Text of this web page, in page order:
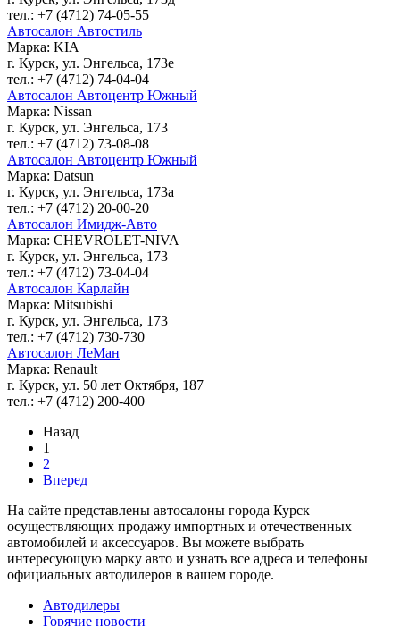
тел.: +7 (4712) 74-05-55
Автосалон Автостиль
Марка: KIA
г. Курск, ул. Энгельса, 173е
тел.: +7 (4712) 74-04-04
Автосалон Автоцентр Южный
Марка: Nissan
г. Курск, ул. Энгельса, 173
тел.: +7 (4712) 73-08-08
Автосалон Автоцентр Южный
Марка: Datsun
г. Курск, ул. Энгельса, 173а
тел.: +7 (4712) 20-00-20
Автосалон Имидж-Авто
Марка: CHEVROLET-NIVA
г. Курск, ул. Энгельса, 173
тел.: +7 (4712) 73-04-04
Автосалон Карлайн
Марка: Mitsubishi
г. Курск, ул. Энгельса, 173
тел.: +7 (4712) 730-730
Автосалон ЛеМан
Марка: Renault
г. Курск, ул. 50 лет Октября, 187
тел.: +7 (4712) 200-400
Назад
1
2
Вперед
На сайте представлены автосалоны города Курск
осуществляющих продажу импортных и отечественных
автомобилей и аксессуаров. Вы можете выбрать
интересующую марку авто и узнать все адреса и телефоны
официальных автодилеров в вашем городе.
Автодилеры
Горячие новости